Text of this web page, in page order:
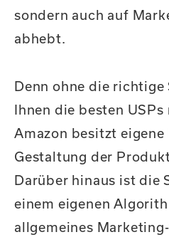
sondern auch auf
abhebt.
Denn ohne die
Ihnen die besten
Amazon besitzt
Gestaltung der
Darüber hinaus ist die
einem eigenen
allgemeines